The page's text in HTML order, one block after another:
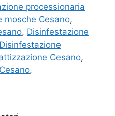
processionaria
mosche Cesano,
, Disinfestazione
Disinfestazione
Cesano,
,